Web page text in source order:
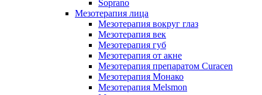
Soprano
Мезотерапия лица
Мезотерапия вокруг глаз
Мезотерапия век
Мезотерапия губ
Мезотерапия от акне
Мезотерапия препаратом Curacen
Мезотерапия Монако
Мезотерапия Melsmon